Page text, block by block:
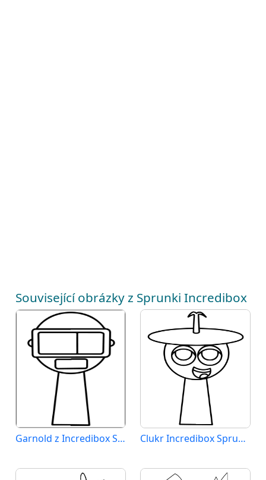
Související obrázky z Sprunki Incredibox
Garnold z Incredibox Sprunki Clukr Incredibox Sprunki